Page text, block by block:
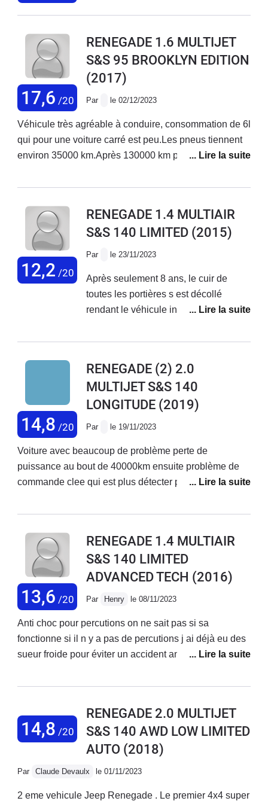
17,6 /20
RENEGADE 1.6 MULTIJET
S&S 95 BROOKLYN EDITION
(2017)
Par le 02/12/2023
Véhicule très agréable à conduire, consommation de 6l
qui pour une voiture carré est peu.Les pneus tiennent
environ 35000 km.Après 130000 km pas de gros
12,2 /20
RENEGADE 1.4 MULTIAIR
S&S 140 LIMITED (2015)
Par le 23/11/2023
Après seulement 8 ans, le cuir de
toutes les portières s est décollé
rendant le véhicule inutilisable et
que c'était normal pour un véhicule de
Un véhicule à 35000 € est-il un
véhicule jetable au bout de 8 ans?
C'est une aberration.
14,8 /20
RENEGADE (2) 2.0
MULTIJET S&S 140
LONGITUDE (2019)
Par le 19/11/2023
Voiture avec beaucoup de problème perte de
puissance au bout de 40000km ensuite problème de
commande clee qui est plus détecter par la voiture
13,6 /20
RENEGADE 1.4 MULTIAIR
S&S 140 LIMITED
ADVANCED TECH (2016)
Par Henry le 08/11/2023
Anti choc pour percutions on ne sait pas si sa
fonctionne si il n y a pas de percutions j ai déjà eu des
sueur froide pour éviter un accident anti choc ne joue
chose qui a du réel et rapide .La remise en place du
fonctionne très bien belle technologie si on lâché le
volant très peu de temps une sonnerie et rappel de
mettre les mains sur le volant .Sinon en gros bonne
une voiture urbaine et petite campagne hors des
14,8 /20
RENEGADE 2.0 MULTIJET
S&S 140 AWD LOW LIMITED
AUTO (2018)
Par Claude Devaulx le 01/11/2023
2 eme vehicule Jeep Renegade . Le premier 4x4 super